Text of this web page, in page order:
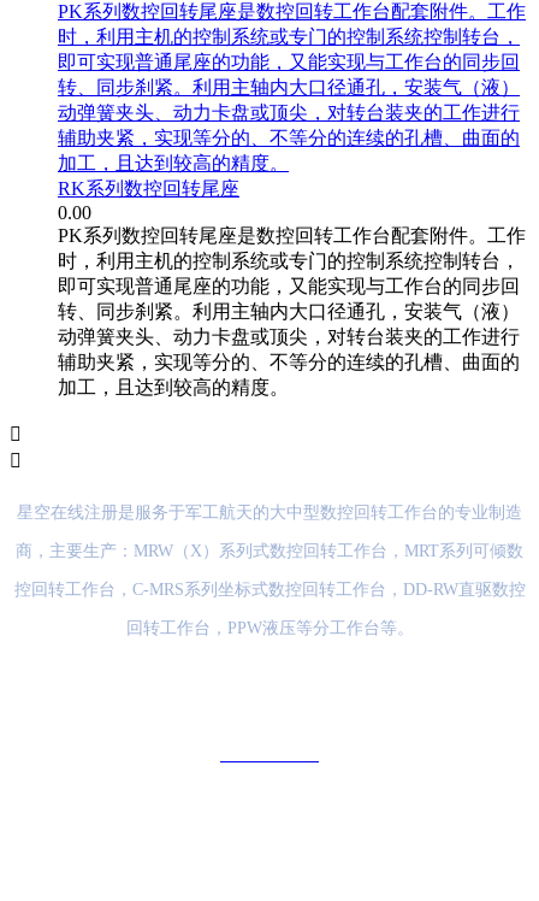
PK系列数控回转尾座是数控回转工作台配套附件。工作
时，利用主机的控制系统或专门的控制系统控制转台，
即可实现普通尾座的功能，又能实现与工作台的同步回
转、同步刹紧。利用主轴内大口径通孔，安装气（液）
动弹簧夹头、动力卡盘或顶尖，对转台装夹的工作进行
辅助夹紧，实现等分的、不等分的连续的孔槽、曲面的
加工，且达到较高的精度。
RK系列数控回转尾座
0.00
PK系列数控回转尾座是数控回转工作台配套附件。工作
时，利用主机的控制系统或专门的控制系统控制转台，
即可实现普通尾座的功能，又能实现与工作台的同步回
转、同步刹紧。利用主轴内大口径通孔，安装气（液）
动弹簧夹头、动力卡盘或顶尖，对转台装夹的工作进行
辅助夹紧，实现等分的、不等分的连续的孔槽、曲面的
加工，且达到较高的精度。


星空在线注册是服务于军工航天的大中型数控回转工作台的专业制造
商，主要生产：MRW（X）系列式数控回转工作台，MRT系列可倾数
控回转工作台，C-MRS系列坐标式数控回转工作台，DD-RW直驱数控
回转工作台，PPW液压等分工作台等。